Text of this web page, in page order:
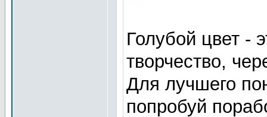
Голубой цвет -
творчество,
Для лучшего
попробуй